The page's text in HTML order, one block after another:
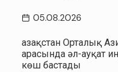
05.08.2026
Қазақстан Орталық
арасында әл-ауқат
көш бастады